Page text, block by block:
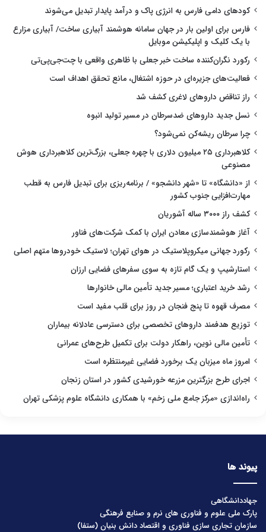
کودهای دامی فارس به انرژی پاک و درآمد پایدار تبدیل می‌شوند
فارس برای اولین بار در جهان سامانه هوشمند آبیاری ساخت/ آبیاری مزارع
با یک کلیک و اپلیکیشن موبایل
رکورد نگران‌کننده ساخت خبر جعلی با ظاهری واقعی با چت‌جی‌پی‌تی
فعالیت‌های جزیره‌ای در حوزه اشتغال، مانع تحقق اهداف است
راز تناقض داروهای لاغری کشف شد
نسل جدید داروهای ضدسرطان در مسیر تولید انبوه
چرا سرطان ریشه‌کن نمی‌شود؟
کلاهبرداری ۲۵ میلیون دلاری با چهره جعلی، بزرگ‌ترین کلاهبرداری هوش
مصنوعی
از «دانشگاه» تا «شهر دانشجو» / برنامه‌ریزی برای تبدیل فارس به قطب
مهارت‌افزایی جنوب کشور
کشف راز ۳۰۰۰ ساله آشوریان
آغاز هوشمندسازی معادن ایران با کمک شرکت‌های فناور
رکورد جهانی میکروپلاستیک در هوای تهران؛ لاستیک خودروها متهم اصلی
استارشیپ و یک گام تازه به سوی سفرهای فضایی ارزان
رشد خرید اعتباری؛ مسیر جدید تأمین مالی خانوارها
مصرف قهوه تا پنج فنجان در روز برای قلب مفید است
توزیع هدفمند داروهای تخصصی برای دسترسی عادلانه بیماران
تأمین مالی نوین، راهکار دولت برای تکمیل طرح‌های عمرانی
امروز ماه میزبان یک برخورد فضایی غیرمنتظره است
اجرای طرح بزرگترین مزرعه خورشیدی کشور در استان زنجان
راه‌اندازی «مرکز جامع ملی زخم» با همکاری دانشگاه علوم پزشکی تهران
پیوند ها
جهاددانشگاهی
پارک ملی علوم و فناوری های نرم و صنایع فرهنگی
سازمان تجاری سازی فناوری و اقتصاد دانش بنیان (ستفا)